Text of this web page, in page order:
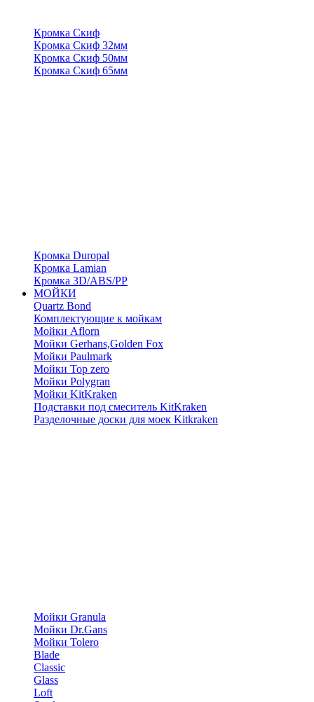
Кромка Скиф
Кромка Скиф 32мм
Кромка Скиф 50мм
Кромка Скиф 65мм
Кромка Duropal
Кромка Lamian
Кромка 3D/ABS/PP
МОЙКИ
Quartz Bond
Комплектующие к мойкам
Мойки Aflorn
Мойки Gerhans,Golden Fox
Мойки Paulmark
Мойки Top zero
Мойки Polygran
Мойки KitKraken
Подставки под смеситель KitKraken
Разделочные доски для моек Kitkraken
Мойки Granula
Мойки Dr.Gans
Мойки Tolero
Blade
Classic
Glass
Loft